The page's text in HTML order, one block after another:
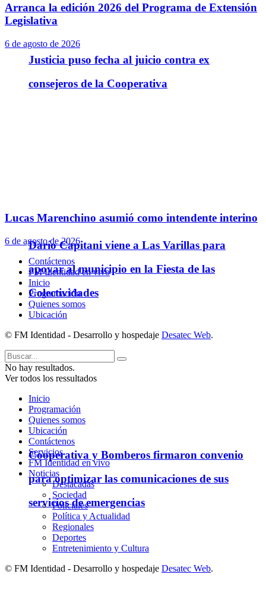
Justicia puso fecha al juicio contra ex
consejeros de la Cooperativa
Darío Capitani viene a Las Varillas para
apoyar al municipio en la Fiesta de las
Colectividades
Cooperativa y Bomberos firmaron convenio
para optimizar las comunicaciones de sus
servicios de emergencias
Arranca la edición 2026 del Programa de Extensión
Legislativa
6 de agosto de 2026
Lucas Marenchino asumió como intendente interino
6 de agosto de 2026
Contáctenos
FM Identidad en vivo
Inicio
Programación
Quienes somos
Ubicación
© FM Identidad - Desarrollo y hospedaje Desatec Web.
No hay resultados.
Ver todos los ressultados
Inicio
Programación
Quienes somos
Ubicación
Contáctenos
Servicios
FM Identidad en vivo
Noticias
Destacadas
Sociedad
Policiales
Política y Actualidad
Regionales
Deportes
Entretenimiento y Cultura
© FM Identidad - Desarrollo y hospedaje Desatec Web.